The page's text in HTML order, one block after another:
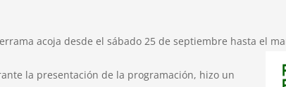
acoja desde el sábado 25 de septiembre hasta el
la presentación de la programación, hizo un